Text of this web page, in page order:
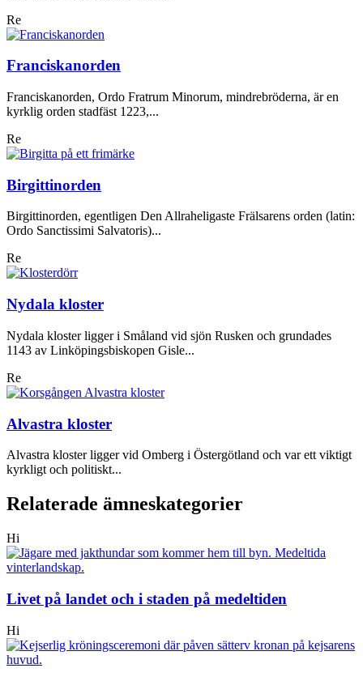
Re
Franciskanorden
Franciskanorden, Ordo Fratrum Minorum, mindrebröderna, är en
kyrklig orden stadfäst 1223,...
Re
Birgittinorden
Birgittinorden, egentligen Den Allraheligaste Frälsarens orden (latin:
Ordo Sanctissimi Salvatoris)...
Re
Nydala kloster
Nydala kloster ligger i Småland vid sjön Rusken och grundades
1143 av Linköpingsbiskopen Gisle...
Re
Alvastra kloster
Alvastra kloster ligger vid Omberg i Östergötland och var ett viktigt
kyrkligt och politiskt...
Relaterade ämneskategorier
Hi
Livet på landet och i staden på medeltiden
Hi